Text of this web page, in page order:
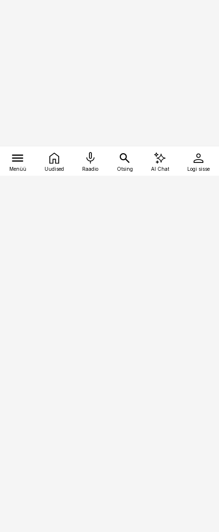
Menüü Uudised Raadio Otsing AI Chat Logi sisse